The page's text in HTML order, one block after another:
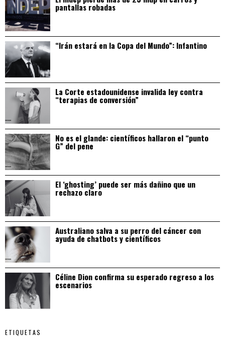
pantallas robadas
“Irán estará en la Copa del Mundo”: Infantino
La Corte estadounidense invalida ley contra
“terapias de conversión”
No es el glande: científicos hallaron el “punto
G” del pene
El ‘ghosting’ puede ser más dañino que un
rechazo claro
Australiano salva a su perro del cáncer con
ayuda de chatbots y científicos
Céline Dion confirma su esperado regreso a los
escenarios
ETIQUETAS